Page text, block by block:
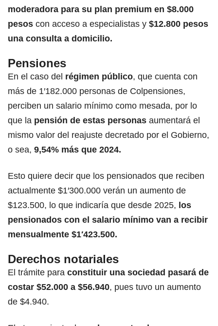
moderadora para su plan premium en $8.000
pesos con acceso a especialistas y $12.800 pesos
una consulta a domicilio.
Pensiones
En el caso del régimen público, que cuenta con
más de 1′182.000 personas de Colpensiones,
perciben un salario mínimo como mesada, por lo
que la pensión de estas personas aumentará el
mismo valor del reajuste decretado por el Gobierno,
o sea, 9,54% más que 2024.
Esto quiere decir que los pensionados que reciben
actualmente $1′300.000 verán un aumento de
$123.500, lo que indicaría que desde 2025, los
pensionados con el salario mínimo van a recibir
mensualmente $1′423.500.
Derechos notariales
El trámite para constituir una sociedad pasará de
costar $52.000 a $56.940, pues tuvo un aumento
de $4.940.